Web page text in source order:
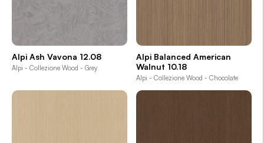
Alpi Ash Vavona 12.08
Alpi - Collezione Wood - Grey
Alpi Balanced American
Walnut 10.18
Alpi - Collezione Wood - Chocolate